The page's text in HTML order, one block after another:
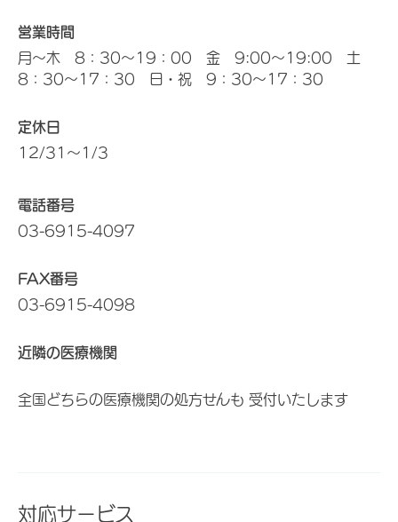
営業時間
月～木 8：30～19：00 金 9:00～19:00 土
8：30～17：30 日・祝 9：30～17：30
定休日
12/31～1/3
電話番号
03-6915-4097
FAX番号
03-6915-4098
近隣の医療機関
全国どちらの医療機関の処方せんも 受付いたします
対応サービス